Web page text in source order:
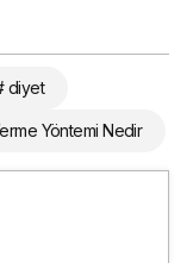
diyet
Yöntemi Nedir